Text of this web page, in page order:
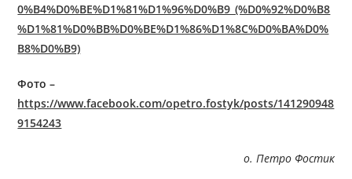
0%B4%D0%BE%D1%81%D1%96%D0%B9_(%D0%92%D0%B8
%D1%81%D0%BB%D0%BE%D1%86%D1%8C%D0%BA%D0%
B8%D0%B9)
Фото –
https://www.facebook.com/opetro.fostyk/posts/141290948
9154243
о. Петро Фостик